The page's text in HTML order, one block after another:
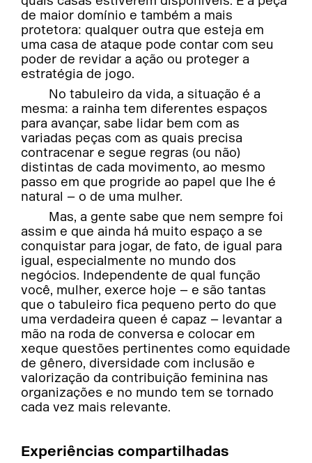
de maior domínio e também a mais
protetora: qualquer outra que esteja em
uma casa de ataque pode contar com seu
poder de revidar a ação ou proteger a
estratégia de jogo.
No tabuleiro da vida, a situação é a
mesma: a rainha tem diferentes espaços
para avançar, sabe lidar bem com as
variadas peças com as quais precisa
contracenar e segue regras (ou não)
distintas de cada movimento, ao mesmo
passo em que progride ao papel que lhe é
natural – o de uma mulher.
Mas, a gente sabe que nem sempre foi
assim e que ainda há muito espaço a se
conquistar para jogar, de fato, de igual para
igual, especialmente no mundo dos
negócios. Independente de qual função
você, mulher, exerce hoje – e são tantas
que o tabuleiro fica pequeno perto do que
uma verdadeira queen é capaz – levantar a
mão na roda de conversa e colocar em
xeque questões pertinentes como equidade
de gênero, diversidade com inclusão e
valorização da contribuição feminina nas
organizações e no mundo tem se tornado
cada vez mais relevante.
Experiências compartilhadas